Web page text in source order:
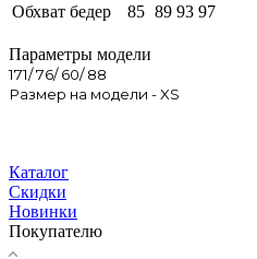
Обхват бедер
85 89 93 97
Параметры модели
171/ 76/ 60/ 88
Размер на модели - XS
Каталог
Скидки
Новинки
Покупателю